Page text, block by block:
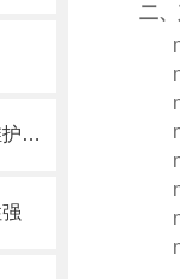
一文与您分享压缩空气露点仪的维护保养方法
二、